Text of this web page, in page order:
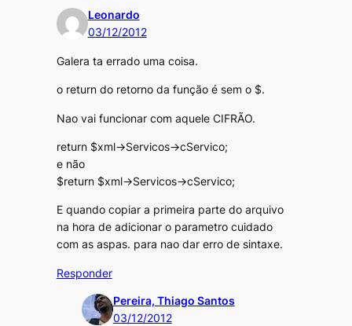
Leonardo
03/12/2012
Galera ta errado uma coisa.
o return do retorno da função é sem o $.
Nao vai funcionar com aquele CIFRÃO.
return $xml->Servicos->cServico;
e não
$return $xml->Servicos->cServico;
E quando copiar a primeira parte do arquivo
na hora de adicionar o parametro cuidado
com as aspas. para nao dar erro de sintaxe.
Responder
Pereira, Thiago Santos
03/12/2012